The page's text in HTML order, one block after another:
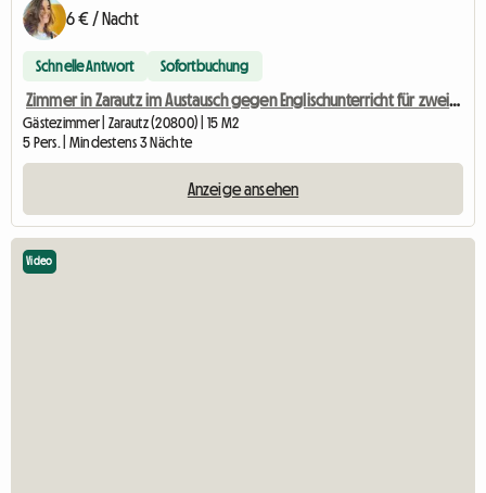
6 € / Nacht
Schnelle Antwort Sofortbuchung
Zimmer in Zarautz im Austausch gegen Englischunterricht für zwei Kinder
Gästezimmer | Zarautz (20800) | 15 M2
5 Pers. | Mindestens 3 Nächte
Anzeige ansehen
Video